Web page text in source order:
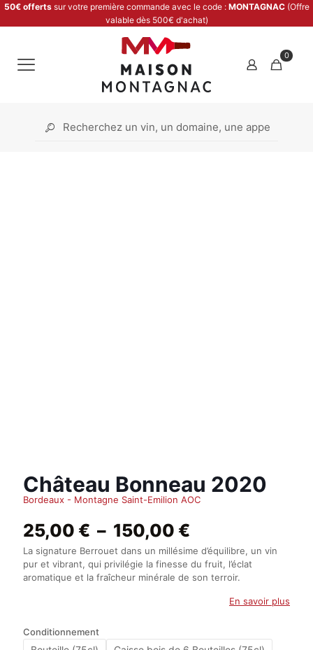
50€ offertssur votre première commande avec le code : MONTAGNAC (Offre
valable dès 500€ d'achat)
0
Château Bonneau 2020
Bordeaux - Montagne Saint-Emilion AOC
25,00 € – 150,00 €
de
prix :
25,00 €
à
150,00 €
La signature Berrouet dans un millésime d’équilibre, un vin
pur et vibrant, qui privilégie la finesse du fruit, l’éclat
aromatique et la fraîcheur minérale de son terroir.
En savoir plus
Conditionnement